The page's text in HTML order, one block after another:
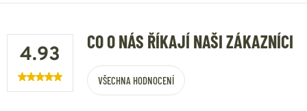
4.93
CO O NÁS ŘÍKAJÍ NAŠI ZÁKAZNÍCI
VŠECHNA HODNOCENÍ